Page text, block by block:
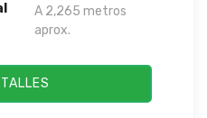
A 2,265 metros
aprox.